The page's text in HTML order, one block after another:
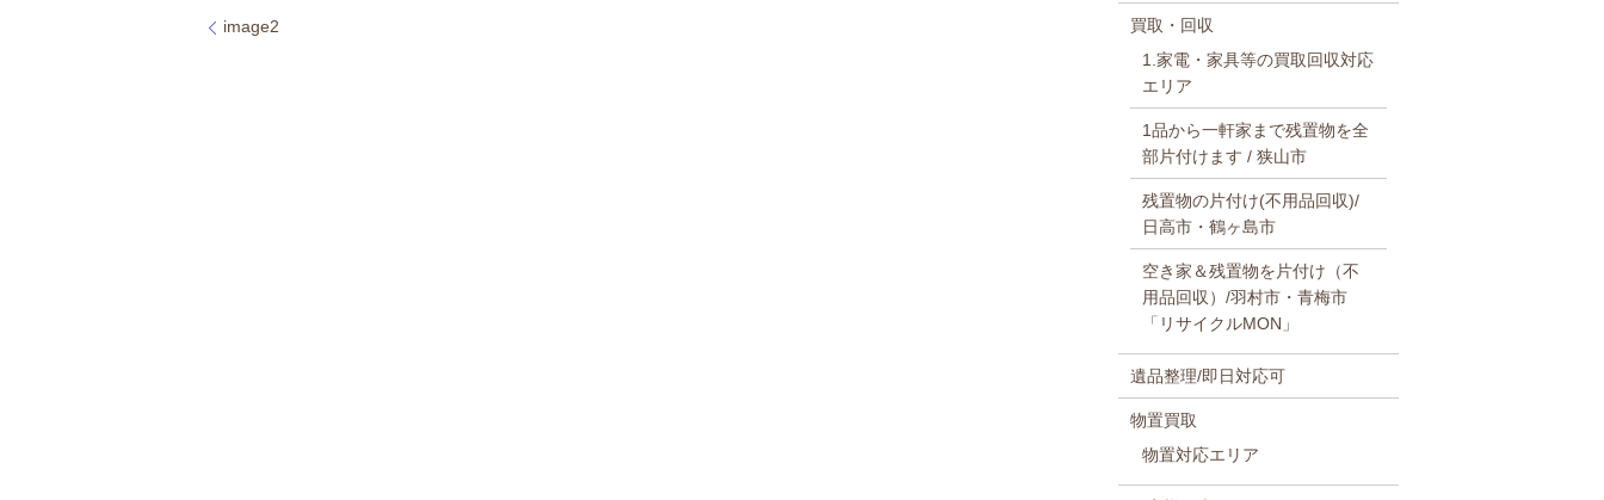
image2
買取・回収
1.家電・家具等の買取回収対応
エリア
1品から一軒家まで残置物を全
部片付けます / 狭山市
残置物の片付け(不用品回収)/
日高市・鶴ヶ島市
空き家＆残置物を片付け（不
用品回収）/羽村市・青梅市
「リサイクルMON」
遺品整理/即日対応可
物置買取
物置対応エリア